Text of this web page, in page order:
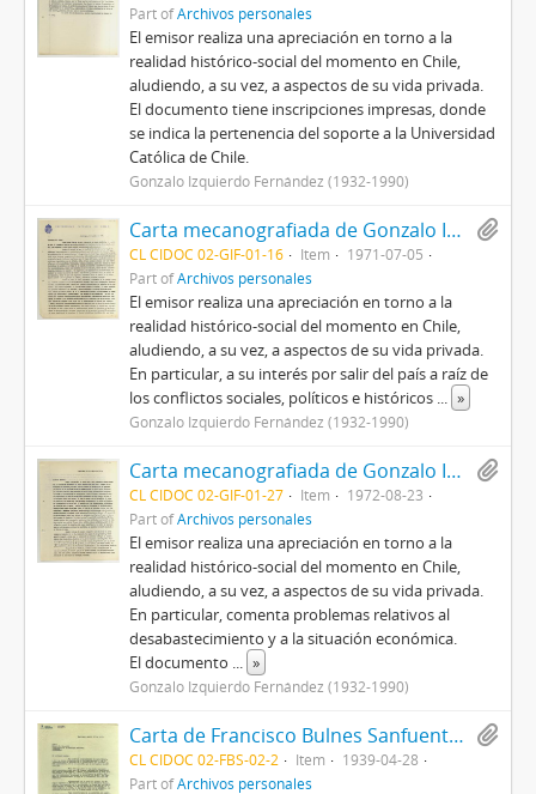
Part ofArchivos personales
El emisor realiza una apreciación en torno a la
realidad histórico-social del momento en Chile,
aludiendo, a su vez, a aspectos de su vida privada.
El documento tiene inscripciones impresas, donde
se indica la pertenencia del soporte a la Universidad
Católica de Chile.
Gonzalo Izquierdo Fernández (1932-1990)
Carta mecanografiada de Gonzalo Izquierdo a King [desconocido] con motivo buscar un país al cual mudarse producto de la crisis en el territorio chileno
CL CIDOC 02-GIF-01-16 Item
1971-07-05
Part ofArchivos personales
El emisor realiza una apreciación en torno a la
realidad histórico-social del momento en Chile,
aludiendo, a su vez, a aspectos de su vida privada.
En particular, a su interés por salir del país a raíz de
los conflictos sociales, políticos e históricos ... »
Gonzalo Izquierdo Fernández (1932-1990)
Carta mecanografiada de Gonzalo Izquierdo a Arnold [desconocido] con motivo de entregar un análisis de la situación social, histórica y política en Chile
CL CIDOC 02-GIF-01-27 Item
1972-08-23
Part ofArchivos personales
El emisor realiza una apreciación en torno a la
realidad histórico-social del momento en Chile,
aludiendo, a su vez, a aspectos de su vida privada.
En particular, comenta problemas relativos al
desabastecimiento y a la situación económica.
El documento ... »
Gonzalo Izquierdo Fernández (1932-1990)
Carta de Francisco Bulnes Sanfuentes a Manuel A. Garretón con motivo de comunicar su renuncia a la Falange Nacional y consecuente adhesión al Movimiento Nacional de la Juventud Conservadora
CL CIDOC 02-FBS-02-2 Item
1939-04-28
Part ofArchivos personales